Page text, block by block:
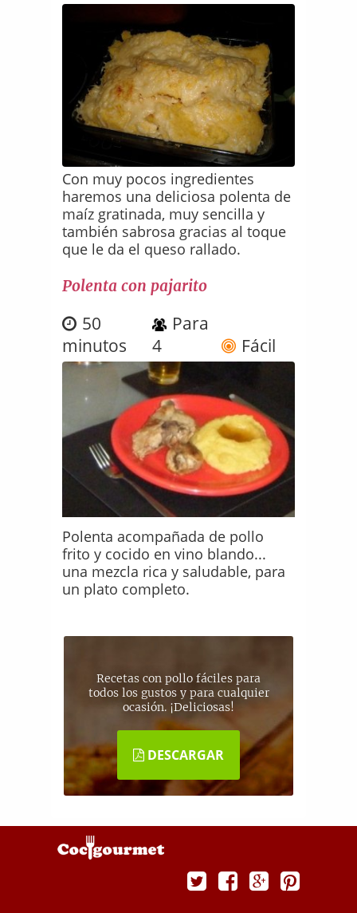
Con muy pocos ingredientes
haremos una deliciosa polenta de
maíz gratinada, muy sencilla y
también sabrosa gracias al toque
que le da el queso rallado.
Polenta con pajarito
50
minutos
Para
4
Fácil
Polenta acompañada de pollo
frito y cocido en vino blando...
una mezcla rica y saludable, para
un plato completo.
Recetas con pollo fáciles para
todos los gustos y para cualquier
ocasión. ¡Deliciosas!
DESCARGAR